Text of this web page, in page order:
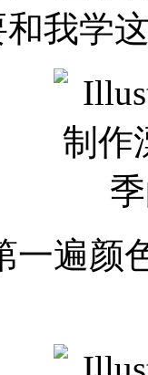
我学
一遍颜